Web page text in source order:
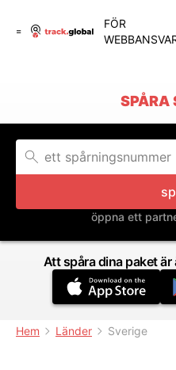
FÖR
SPÅRA
öppna ett
Att spåra dina paket är
Hem Länder Sverige